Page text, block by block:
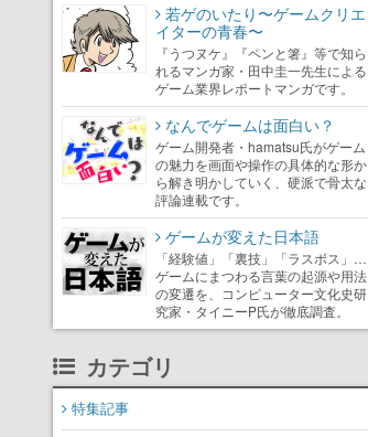
若ゲのいたり〜ゲームクリエ
イターの青春〜
『うつヌケ』『ペンと箸』等で知ら
れるマンガ家・田中圭一先生による
ゲーム業界レポートマンガです。
なんでゲームは面白い？
ゲーム開発者・hamatsu氏がゲーム
の魅力を画面や操作の具体的な形か
ら解き明かしていく、硬派で骨太な
評論連載です。
ゲームが変えた日本語
「経験値」「裏技」「ラスボス」…
ゲームにまつわる言葉の起源や用法
の変遷を、コンピューター文化史研
究家・タイニーP氏が徹底調査。
カテゴリ
特集記事